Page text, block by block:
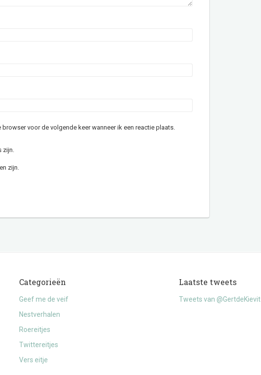
voor de volgende keer wanneer ik een reactie plaats.
zijn.
zijn.
Categorieën
Geef me de veif
Nestverhalen
Roereitjes
Twittereitjes
Vers eitje
Laatste tweets
Tweets van @GertdeKievit